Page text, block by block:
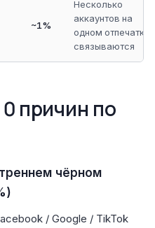
~1%
Несколько
аккаунтов на
одном отпечатке
связываются
причин по
чёрном
/ Google / TikTok